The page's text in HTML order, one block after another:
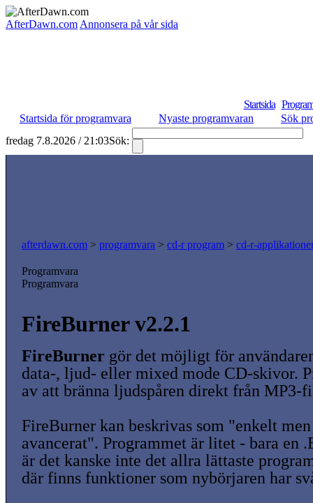
AfterDawn.com Annonsera på vår sida
Startsida
Startsida för programvara
Nyaste programvaran
Sök
fredag 7.8.2026 / 21:03Sök:
afterdawn.com > programvara > cd-r program > cd-r-
Programvara
Programvara
FireBurner v2.2.1
FireBurner gör det möjligt för
data-, ljud- eller mixed mode CD-skivor.
av att bränna ljudspåren direkt från MP3-
FireBurner kan beskrivas som "enkelt
avancerat". Programmet är litet - bara en
är det kanske inte det allra lättaste
där finns funktioner som nybörjaren har